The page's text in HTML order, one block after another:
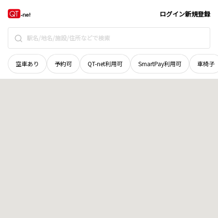
ログイン新規登録
空車あり 予約可 QT-net利用可 SmartPay利用可 車椅子
山形県